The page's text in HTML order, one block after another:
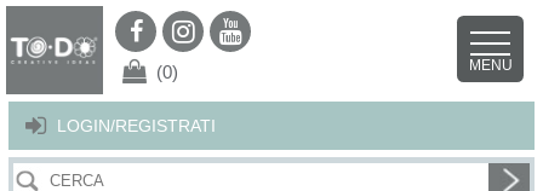
Per offrirti il miglior servizio possibile questo sito utilizza i cookies.
Continuando la navigazione nel sito autorizzi l’uso dei cookies. Per ulteriori
LOGIN/REGISTRATI
(0) MENU